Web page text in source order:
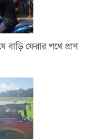
বাড়ি ফেরার পথে প্রাণ